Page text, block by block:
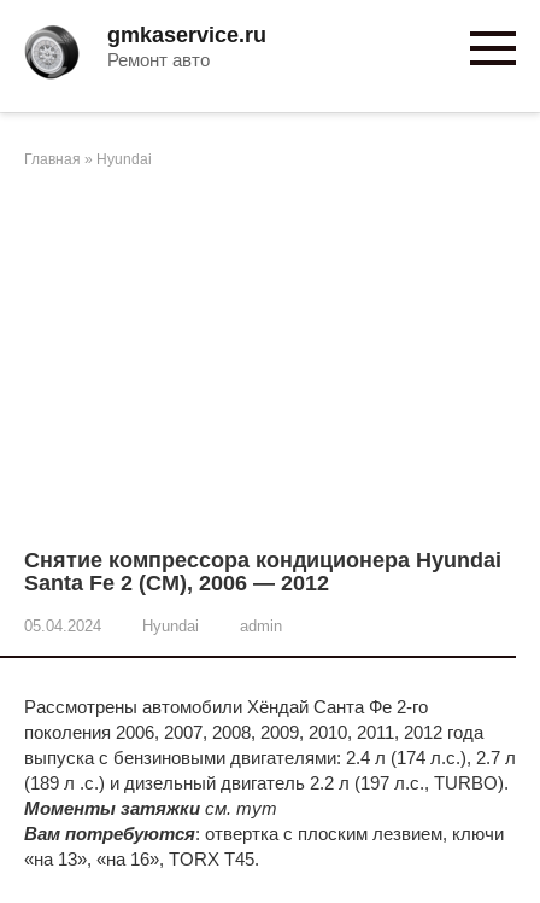
контенту
gmkaservice.ru
Ремонт авто
Главная » Hyundai
Снятие компрессора кондиционера Hyundai
Santa Fe 2 (CM), 2006 — 2012
05.04.2024 Hyundai admin
Рассмотрены автомобили Хёндай Санта Фе 2-го
поколения 2006, 2007, 2008, 2009, 2010, 2011, 2012 года
выпуска с бензиновыми двигателями: 2.4 л (174 л.с.), 2.7 л
(189 л .с.) и дизельный двигатель 2.2 л (197 л.с., TURBO).
Моменты затяжки см. тут
Вам потребуются: отвертка с плоским лезвием, ключи
«на 13», «на 16», TORX T45.